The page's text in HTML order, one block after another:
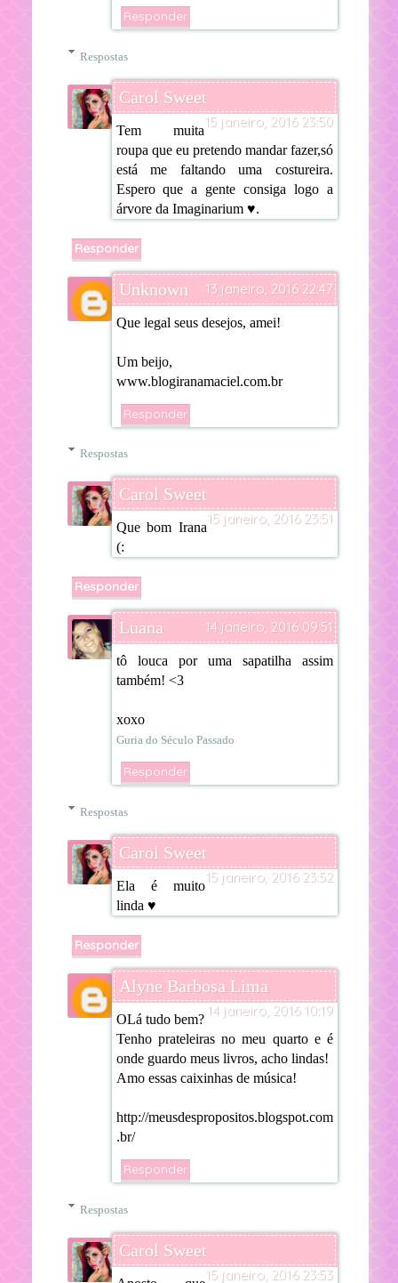
Responder
Respostas
Carol Sweet
15 janeiro, 2016 23:50
Tem muita
roupa que eu pretendo mandar fazer,só
está me faltando uma costureira.
Espero que a gente consiga logo a
árvore da Imaginarium ♥.
Responder
Unknown 13 janeiro, 2016 22:47
Que legal seus desejos, amei!
Um beijo,
www.blogiranamaciel.com.br
Responder
Respostas
Carol Sweet
15 janeiro, 2016 23:51
Que bom Irana
(:
Responder
Luana 14 janeiro, 2016 09:51
tô louca por uma sapatilha assim
também! <3
xoxo
Guria do Século Passado
Responder
Respostas
Carol Sweet
15 janeiro, 2016 23:52
Ela é muito
linda ♥
Responder
Alyne Barbosa Lima
14 janeiro, 2016 10:19
OLá tudo bem?
Tenho prateleiras no meu quarto e é
onde guardo meus livros, acho lindas!
Amo essas caixinhas de música!
http://meusdespropositos.blogspot.com
.br/
Responder
Respostas
Carol Sweet
15 janeiro, 2016 23:53